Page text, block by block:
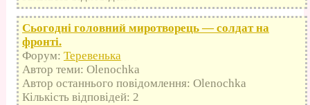
Сьогодні головний миротворець — солдат на
фронті.
Форум: Теревенька
Автор теми: Olenochka
Автор останнього повідомлення: Olenochka
Кількість відповідей: 2